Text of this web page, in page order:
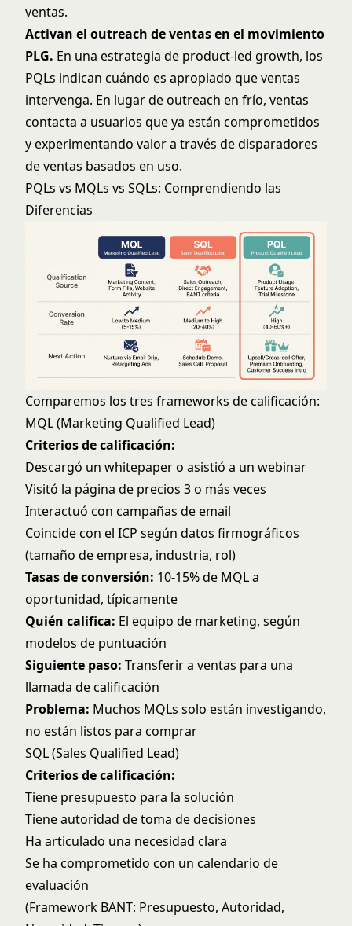
ventas.
Activan el outreach de ventas en el movimiento
PLG. En una estrategia de product-led growth, los
PQLs indican cuándo es apropiado que ventas
intervenga. En lugar de outreach en frío, ventas
contacta a usuarios que ya están comprometidos
y experimentando valor a través dedisparadores
de ventas basados en uso.
PQLs vs MQLs vs SQLs: Comprendiendo las
Diferencias
Comparemos los tres frameworks de calificación:
MQL (Marketing Qualified Lead)
Criterios de calificación:
Descargó un whitepaper o asistió a un webinar
Visitó la página de precios 3 o más veces
Interactuó con campañas de email
Coincide con el ICP según datos firmográficos
(tamaño de empresa, industria, rol)
Tasas de conversión: 10-15% de MQL a
oportunidad, típicamente
Quién califica: El equipo de marketing, según
modelos de puntuación
Siguiente paso: Transferir a ventas para una
llamada de calificación
Problema: Muchos MQLs solo están investigando,
no están listos para comprar
SQL (Sales Qualified Lead)
Criterios de calificación:
Tiene presupuesto para la solución
Tiene autoridad de toma de decisiones
Ha articulado una necesidad clara
Se ha comprometido con un calendario de
evaluación
(Framework BANT: Presupuesto, Autoridad,